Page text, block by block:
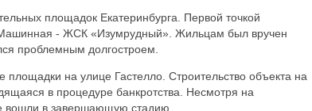
площадок Екатеринбурга. Первой точкой
- ЖСК «Изумрудный». Жильцам был вручен
проблемным долгостроем.
площадки на улице Гастелло. Строительство объекта на
в процедуре банкротства. Несмотря на
вошли в завершающую стадию.